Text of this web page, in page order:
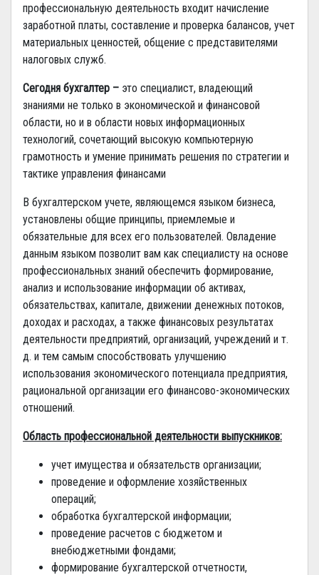
профессиональную деятельность входит начисление
заработной платы, составление и проверка балансов, учет
материальных ценностей, общение с представителями
налоговых служб.
Сегодня бухгалтер – это специалист, владеющий
знаниями не только в экономической и финансовой
области, но и в области новых информационных
технологий, сочетающий высокую компьютерную
грамотность и умение принимать решения по стратегии и
тактике управления финансами
В бухгалтерском учете, являющемся языком бизнеса,
установлены общие принципы, приемлемые и
обязательные для всех его пользователей. Овладение
данным языком позволит вам как специалисту на основе
профессиональных знаний обеспечить формирование,
анализ и использование информации об активах,
обязательствах, капитале, движении денежных потоков,
доходах и расходах, а также финансовых результатах
деятельности предприятий, организаций, учреждений и т.
д. и тем самым способствовать улучшению
использования экономического потенциала предприятия,
рациональной организации его финансово-экономических
отношений.
Область профессиональной деятельности выпускников:
учет имущества и обязательств организации;
проведение и оформление хозяйственных
операций;
обработка бухгалтерской информации;
проведение расчетов с бюджетом и
внебюджетными фондами;
формирование бухгалтерской отчетности,